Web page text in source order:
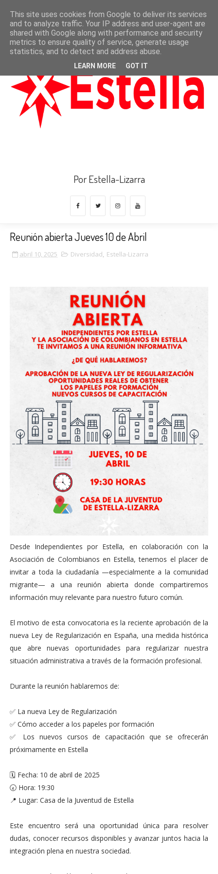
Por Estella-Lizarra
Reunión abierta Jueves 10 de Abril
abril 10, 2025 Diversidad, Estella-Lizarra
Desde Independientes por Estella, en colaboración con la
Asociación de Colombianos en Estella, tenemos el placer de
invitar a toda la ciudadanía —especialmente a la comunidad
migrante— a una reunión abierta donde compartiremos
información muy relevante para nuestro futuro común.
El motivo de esta convocatoria es la reciente aprobación de la
nueva Ley de Regularización en España, una medida histórica
que abre nuevas oportunidades para regularizar nuestra
situación administrativa a través de la formación profesional.
Durante la reunión hablaremos de:
✅ La nueva Ley de Regularización
✅ Cómo acceder a los papeles por formación
✅ Los nuevos cursos de capacitación que se ofrecerán
próximamente en Estella
🗓️ Fecha: 10 de abril de 2025
🕢 Hora: 19:30
📍 Lugar: Casa de la Juventud de Estella
Este encuentro será una oportunidad única para resolver
dudas, conocer recursos disponibles y avanzar juntos hacia la
integración plena en nuestra sociedad.
This site uses cookies from Google to deliver its services
and to analyze traffic. Your IP address and user-agent are
shared with Google along with performance and security
metrics to ensure quality of service, generate usage
statistics, and to detect and address abuse.
LEARN MORE GOT IT